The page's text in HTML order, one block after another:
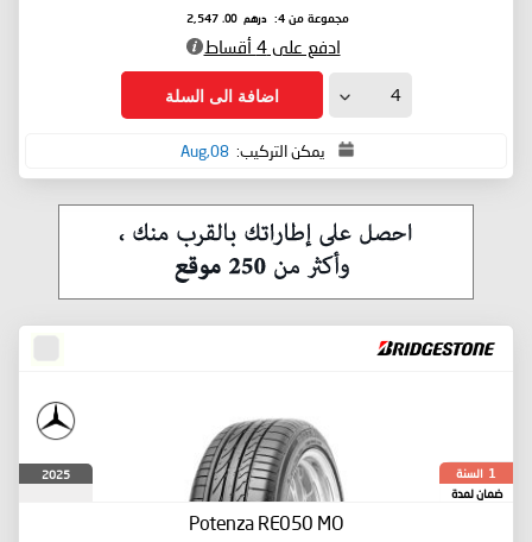
مجموعة من 4: درهم 2,547
.00
ادفع على 4 أقساط
اضافة الى السلة
يمكن التركيب: 08,Aug
1 السنة
ضمان لمدة
2025
Potenza RE050 MO